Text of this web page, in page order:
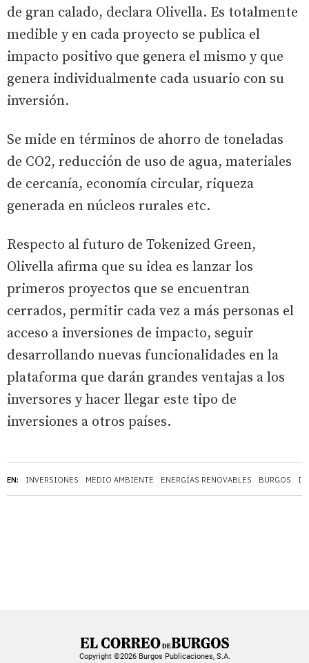
EN: INVERSIONES MEDIO AMBIENTE ENERGÍAS RENOVABLES BURGOS
de gran calado, declara Olivella. Es totalmente
medible y en cada proyecto se publica el
impacto positivo que genera el mismo y que
genera individualmente cada usuario con su
inversión.
Se mide en términos de ahorro de toneladas
de CO2, reducción de uso de agua, materiales
de cercanía, economía circular, riqueza
generada en núcleos rurales etc.
Respecto al futuro de Tokenized Green,
Olivella afirma que su idea es lanzar los
primeros proyectos que se encuentran
cerrados, permitir cada vez a más personas el
acceso a inversiones de impacto, seguir
desarrollando nuevas funcionalidades en la
plataforma que darán grandes ventajas a los
inversores y hacer llegar este tipo de
inversiones a otros países.
Copyright ©2026 Burgos Publicaciones, S.A.